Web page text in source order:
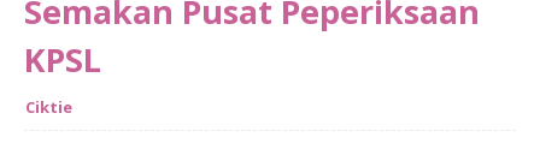
Semakan Pusat Peperiksaan
KPSL
Ciktie